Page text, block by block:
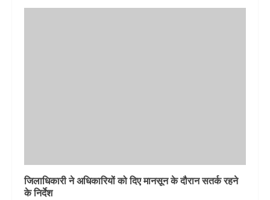
जिलाधिकारी ने अधिकारियों को दिए मानसून के दौरान सतर्क रहने
के निर्देश